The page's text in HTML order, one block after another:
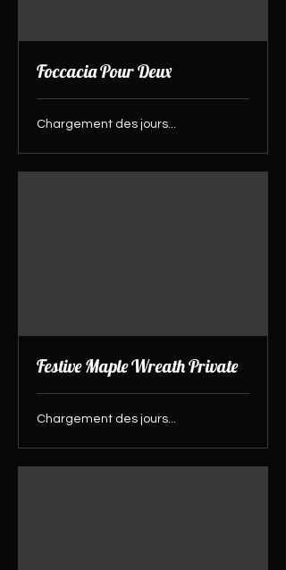
Foccacia Pour Deux
Chargement des jours...
Festive Maple Wreath Private
Chargement des jours...